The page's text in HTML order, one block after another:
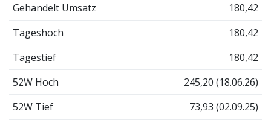
Gehandelt Umsatz
180,42
Tageshoch
180,42
Tagestief
180,42
52W Hoch
245,20 (18.06.26)
52W Tief
73,93 (02.09.25)